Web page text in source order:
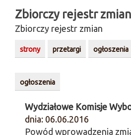
Zbiorczy rejestr zmian
Zbiorczy rejestr zmian
strony przetargi ogłoszenia
ogłoszenia
Wydziałowe Komisje
dnia: 06.06.2016
Powód wprowadzenia